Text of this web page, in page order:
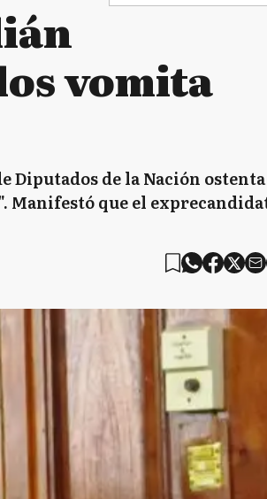
vomita
Diputados de la Nación ostenta
Manifestó que el